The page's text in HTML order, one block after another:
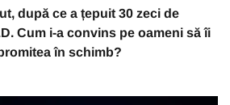
după ce a țepuit 30 zeci de
Cum i-a convins pe oameni să îi
în schimb?